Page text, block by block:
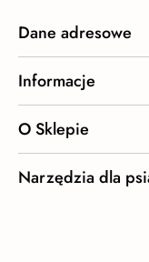
Dane adresowe
Informacje
O Sklepie
Narzędzia dla